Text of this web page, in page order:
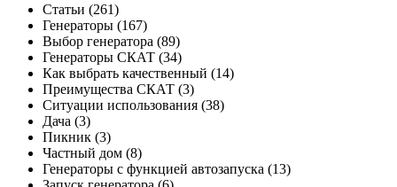
Статьи (261)
Генераторы (167)
Выбор генератора (89)
Генераторы СКАТ (34)
Как выбрать качественный (14)
Преимущества СКАТ (3)
Ситуации использования (38)
Дача (3)
Пикник (3)
Частный дом (8)
Генераторы с функцией автозапуска (13)